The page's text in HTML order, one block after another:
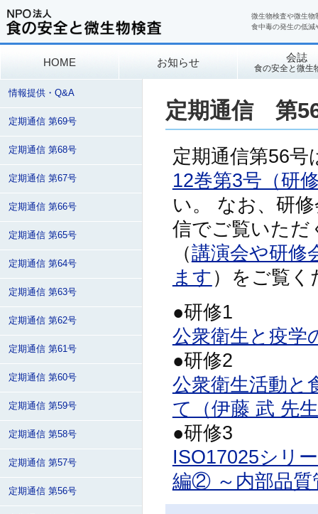
微生物検査や微生物
食中毒の発生の低減
HOME お知らせ 会誌
食の安全と微生
定期通信 第
定期通信第56号
12巻第3号（研
い。 なお、研
信でご覧いただ
（講演会や研修
ます）をご覧く
●研修1
公衆衛生と疫学
●研修2
公衆衛生活動と
て（伊藤 武 先
●研修3
ISO17025シリ
編② ～内部品質
情報提供・Q&A
定期通信 第69号
定期通信 第68号
定期通信 第67号
定期通信 第66号
定期通信 第65号
定期通信 第64号
定期通信 第63号
定期通信 第62号
定期通信 第61号
定期通信 第60号
定期通信 第59号
定期通信 第58号
定期通信 第57号
定期通信 第56号